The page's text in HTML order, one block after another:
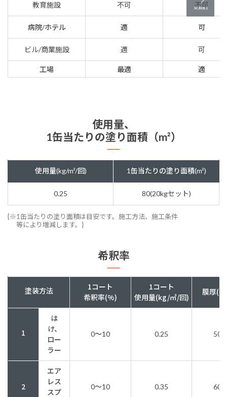
教育施設 不可 不可
病院/ホテル 適 可
ビル/商業施設 適 可
工場 最適 適
使用量、
1缶当たりの塗り面積（m²）
使用量(kg/m²/回) 1缶当たりの塗り面積(m²)
0.25 80(20kgセット)
{※1缶当たりの塗り面積は目安です。施工方法、施工条件
等により増減します。}
希釈率
塗装方法
1コート
希釈率(%)
1コート
使用量(kg/㎡/回)
膜厚(
1
は
け、
ロー
ラー
0～10 0.25
2
エア
レス
スプ
0～10 0.35